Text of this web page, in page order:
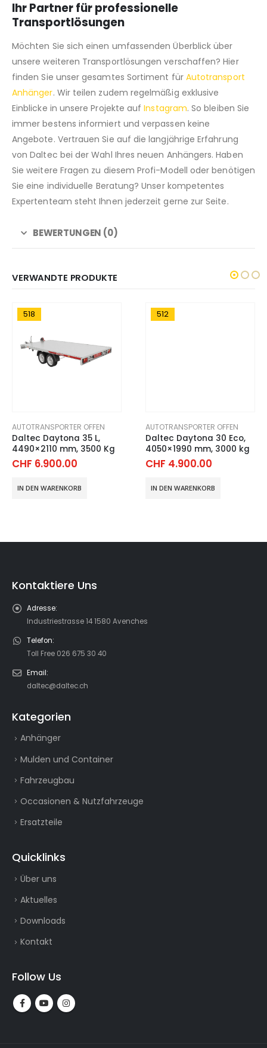
Ihr Partner für professionelle
Transportlösungen
Möchten Sie sich einen umfassenden Überblick über
unsere weiteren Transportlösungen verschaffen? Hier
finden Sie unser gesamtes Sortiment für Autotransport
Anhänger. Wir teilen zudem regelmäßig exklusive
Einblicke in unsere Projekte aufInstagram. So bleiben Sie
immer bestens informiert und verpassen keine
Angebote. Vertrauen Sie auf die langjährige Erfahrung
von Daltec bei der Wahl Ihres neuen Anhängers. Haben
Sie weitere Fragen zu diesem Profi-Modell oder benötigen
Sie eine individuelle Beratung? Unser kompetentes
Expertenteam steht Ihnen jederzeit gerne zur Seite.
BEWERTUNGEN (0)
VERWANDTE PRODUKTE
518
AUTOTRANSPORTER OFFEN
Daltec Daytona 35 L,
4490×2110 mm, 3500 Kg
CHF 6.900.00
IN DEN WARENKORB
512
AUTOTRANSPORTER OFFEN
Daltec Daytona 30 Eco,
4050×1990 mm, 3000 kg
CHF 4.900.00
IN DEN WARENKORB
Kontaktiere Uns
Adresse:
Industriestrasse 14 1580 Avenches
Telefon:
Toll Free 026 675 30 40
Email:
daltec@daltec.ch
Kategorien
Anhänger
Mulden und Container
Fahrzeugbau
Occasionen & Nutzfahrzeuge
Ersatzteile
Quicklinks
Über uns
Aktuelles
Downloads
Kontakt
Follow Us